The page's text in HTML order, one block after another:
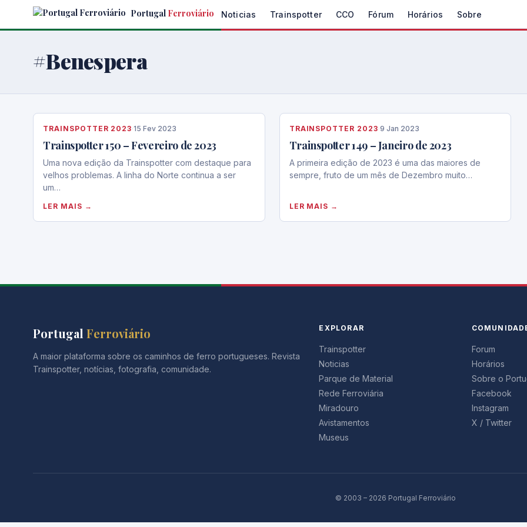
Portugal Ferroviário Noticias Trainspotter CCO Fórum Horários Sobre
#Benespera
TRAINSPOTTER 2023·15 Fev 2023
Trainspotter 150 – Fevereiro de 2023
Uma nova edição da Trainspotter com destaque para
velhos problemas. A linha do Norte continua a ser
um…
LER MAIS →
TRAINSPOTTER 2023·9 Jan 2023
Trainspotter 149 – Janeiro de 2023
A primeira edição de 2023 é uma das maiores de
sempre, fruto de um mês de Dezembro muito…
LER MAIS →
Portugal Ferroviário
A maior plataforma sobre os caminhos de ferro portugueses. Revista
Trainspotter, notícias, fotografia, comunidade.
EXPLORAR
Trainspotter
Noticias
Parque de Material
Rede Ferroviária
Miradouro
Avistamentos
Museus
Forum
Horários
Sobre o
Facebook
Instagram
X / Twitter
© 2003 – 2026 Portugal Ferroviário